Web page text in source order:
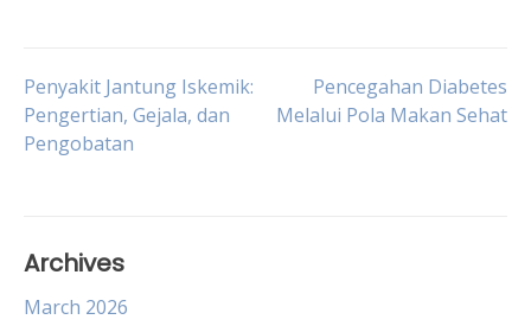
Post
navigation
Penyakit Jantung Iskemik:
Pengertian, Gejala, dan
Pengobatan
Pencegahan Diabetes
Melalui Pola Makan Sehat
Archives
March 2026